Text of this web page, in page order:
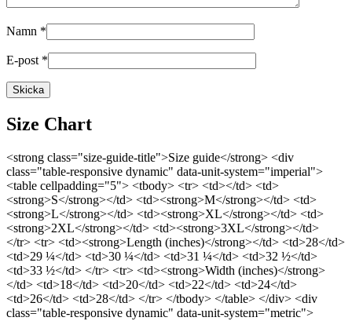
Namn *
E-post *
Size Chart
<strong class="size-guide-title">Size guide</strong> <div
class="table-responsive dynamic" data-unit-system="imperial">
<table cellpadding="5"> <tbody> <tr> <td></td> <td>
<strong>S</strong></td> <td><strong>M</strong></td> <td>
<strong>L</strong></td> <td><strong>XL</strong></td> <td>
<strong>2XL</strong></td> <td><strong>3XL</strong></td>
</tr> <tr> <td><strong>Length (inches)</strong></td> <td>28</td>
<td>29 ¼</td> <td>30 ¼</td> <td>31 ¼</td> <td>32 ½</td>
<td>33 ½</td> </tr> <tr> <td><strong>Width (inches)</strong>
</td> <td>18</td> <td>20</td> <td>22</td> <td>24</td>
<td>26</td> <td>28</td> </tr> </tbody> </table> </div> <div
class="table-responsive dynamic" data-unit-system="metric">